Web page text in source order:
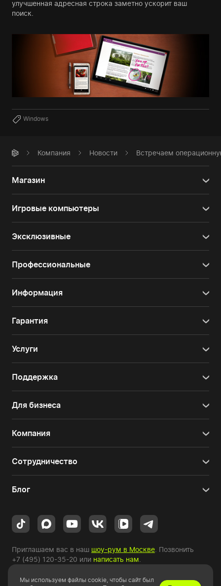
улучшенная адресная строка заметно ускорит ваш
поиск.
Windows
Компания Новости Встречаем
Магазин
Игровые компьютеры
Эксклюзивные
Профессиональные
Информация
Гарантия
Услуги
Поддержка
Для бизнеса
Компания
Сотрудничество
Блог
Приглашаем вас в наш шоу-рум в Москве . Позвонить
+7 (495) 120-35-20 или написать нам
Copyright © 2010-2026 HYPERPC.
Мы используем файлы cookie, чтобы сайт был